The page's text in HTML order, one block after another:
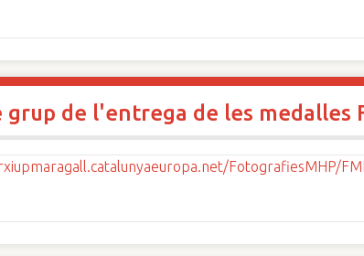
grup de l'entrega de les medalles